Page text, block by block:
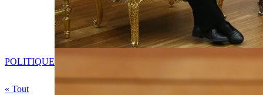
« Tout
POLITIQUE